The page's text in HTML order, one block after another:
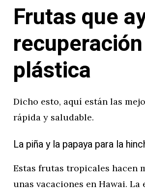
Frutas que
plástica
Dicho esto, aquí están las
rápida y saludable.
La piña y la papaya para la
Estas frutas tropicales hacen
unas vacaciones en Hawai.